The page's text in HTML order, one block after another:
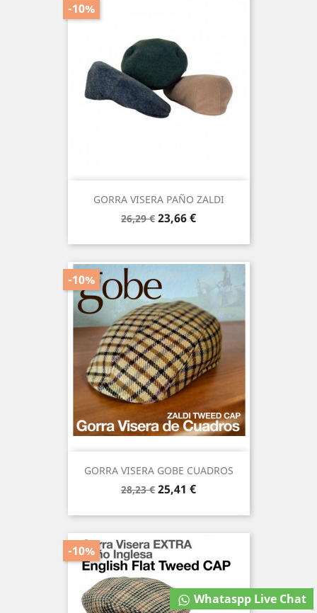
GORRA VISERA PAÑO ZALDI
Precio
26,29 €
-10%
Precio
23,66 €
GORRA VISERA GOBE CUADROS
Precio
28,23 €
-10%
Precio
25,41 €
-10%
Whataspp Live Chat